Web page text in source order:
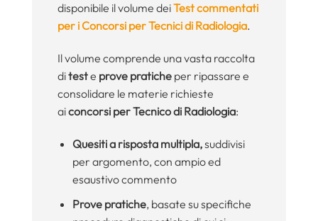
disponibile il volume deiTest commentati
per i Concorsi per Tecnici di Radiologia.
Il volume comprende una vasta raccolta
diteste prove praticheper ripassare e
consolidare le materie richieste
aiconcorsi per Tecnico di Radiologia:
Quesiti a risposta multipla,suddivisi
per argomento, con ampio ed
esaustivo commento
Prove pratiche, basate su specifiche